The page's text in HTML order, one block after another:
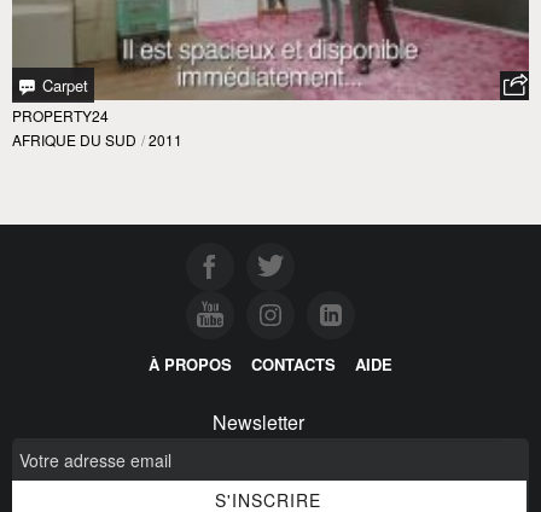
Carpet
PROPERTY24
AFRIQUE DU SUD / 2011
À PROPOS CONTACTS AIDE
Newsletter